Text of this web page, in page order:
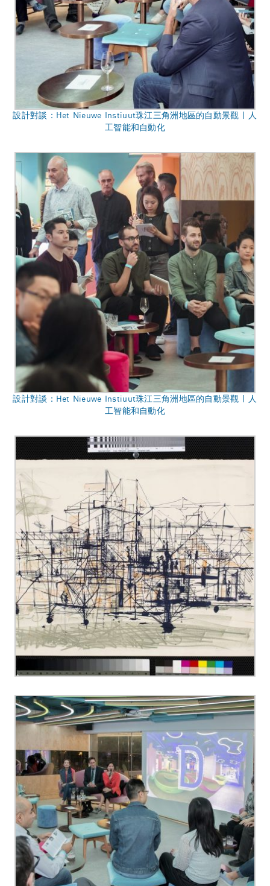
設計對談：Het Nieuwe Instiuut珠江三角洲地區的自動景觀 | 人
工智能和自動化
設計對談：Het Nieuwe Instiuut珠江三角洲地區的自動景觀 | 人
工智能和自動化